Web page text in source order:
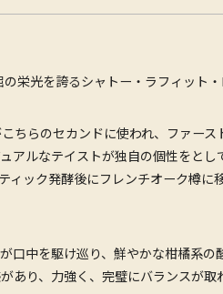
栄光を誇るシャトー・ラフィット
ちらのセカンドに使われ、ファー
ルなテイストが独自の個性をと
ック発酵後にフレンチオーク樽
中を駆け巡り、鮮やかな柑橘系
り、力強く、完璧にバランスが取